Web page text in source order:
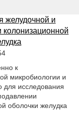
желудочной и
к
микробиологии и
для исследования
оболочки желудка